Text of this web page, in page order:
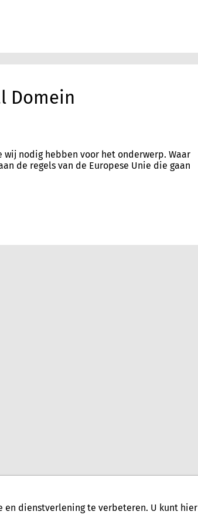
Domein
nodig hebben voor het onderwerp. Waar
de regels van de Europese Unie die gaan
en dienstverlening te verbeteren. U kunt hier